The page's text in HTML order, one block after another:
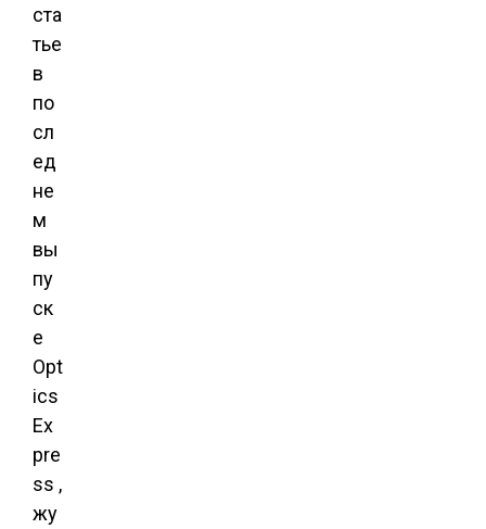
ста
тье
в
по
сл
ед
не
м
вы
пу
ск
е
Opt
ics
Ex
pre
ss ,
жу